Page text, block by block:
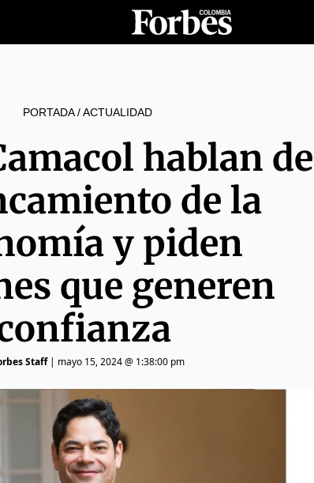
PORTADA/ACTUALIDAD
hablan de
de la
y piden
que generen
Staff| mayo 15, 2024 @ 1:38:00 pm